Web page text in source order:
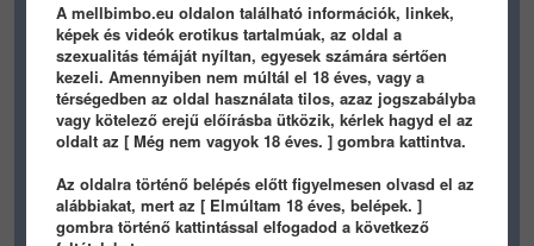
Képek / Vicces képek
A mellbimbo.eu oldalon található információk, linkek,
képek és videók erotikus tartalmúak, az oldal a
szexualitás témáját nyíltan, egyesek számára sértően
kezeli. Amennyiben nem múltál el 18 éves, vagy a
térségedben az oldal használata tilos, azaz jogszabályba
vagy kötelező erejű előírásba ütközik, kérlek hagyd el az
oldalt az [ Még nem vagyok 18 éves. ] gombra kattintva.
Az oldalra történő belépés előtt figyelmesen olvasd el az
alábbiakat, mert az [ Elmúltam 18 éves, belépek. ]
gombra történő kattintással elfogadod a következő